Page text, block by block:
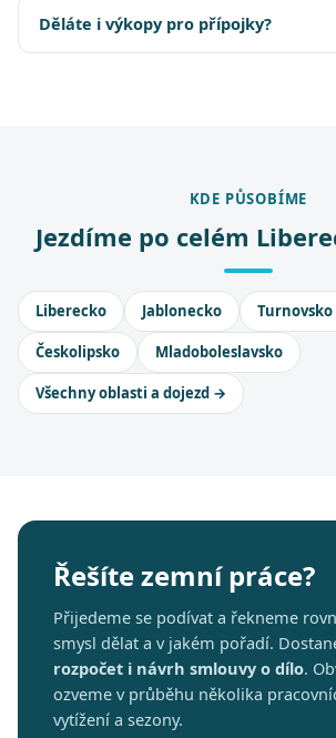
Děláte i výkopy pro přípojky?
KDE PŮSOBÍME
Jezdíme po celém
Liberecko Jablonecko Turnovsko
Českolipsko Mladoboleslavsko
Všechny oblasti a dojezd →
Řešíte zemní práce?
Přijedeme se podívat a řekneme
smysl dělat a v jakém pořadí.
rozpočet i návrh smlouvy o dílo.
ozveme v průběhu několika
vytížení a sezony.